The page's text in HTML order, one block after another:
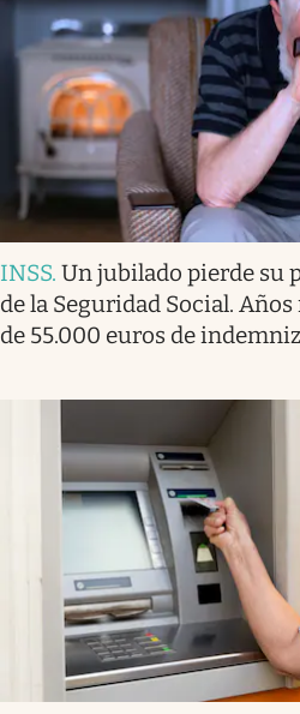
INSS. Un jubilado pierde su
de la Seguridad Social.
de 55.000 euros de